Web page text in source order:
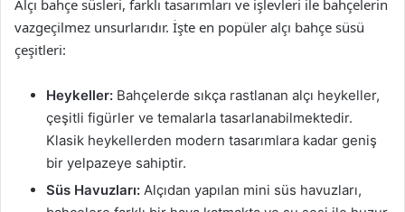
Alçı bahçe süsleri, farklı tasarımları ve işlevleri ile bahçelerin
vazgeçilmez unsurlarıdır. İşte en popüler alçı bahçe süsü
çeşitleri:
Heykeller: Bahçelerde sıkça rastlanan alçı heykeller,
çeşitli figürler ve temalarla tasarlanabilmektedir.
Klasik heykellerden modern tasarımlara kadar geniş
bir yelpazeye sahiptir.
Süs Havuzları: Alçıdan yapılan mini süs havuzları,